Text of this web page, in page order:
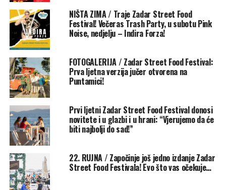
Atmosfera na festivalu bit će nezaboravna, kao i uvijek,
uz odlične nastupe koji će posjetitelje držati na nogama
do kasno u noć.
Sedmo izdanje Street Food Festivala na Puntamici
očekuje se kao najveće do sada, s više izlagača hrane i još
raznovrsnijim glazbenim programom
Organizatori pozivaju sve ljubitelje dobre hrane, odlične
glazbe i vrhunske zabave da se pridruže ovoj
gastronomsko-glazbenoj manifestaciji i stvore
nezaboravne uspomene u prekrasnom ambijentu uz
more.
Vidimo se od 26. travnja sve do 5. svibnja.
NIŠTA ZIMA / Traje Zadar Street Food
Festival! Večeras Trash Party, u subotu Pink
Noise, nedjelju – Indira Forza!
FOTOGALERIJA / Zadar Street Food Festival:
Prva ljetna verzija jučer otvorena na
Puntamici!
Prvi ljetni Zadar Street Food Festival donosi
novitete i u glazbi i u hrani: “Vjerujemo da će
biti najbolji do sad!”
22. RUJNA / Započinje još jedno izdanje Zadar
Street Food Festivala! Evo što vas očekuje…